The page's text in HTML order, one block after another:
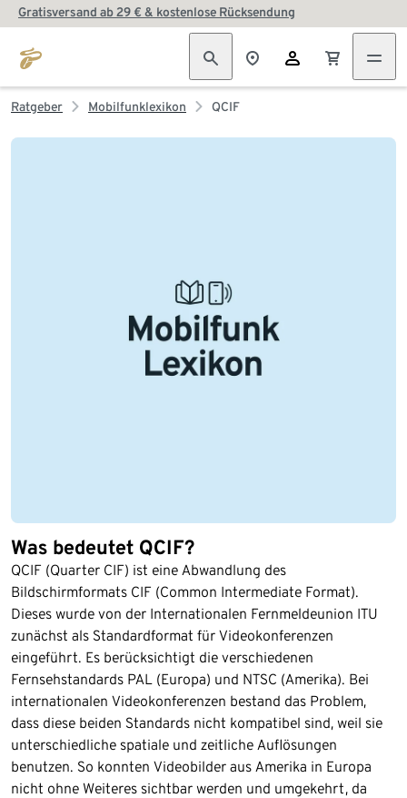
Gratisversand ab 29 € & kostenlose Rücksendung
Ratgeber Mobilfunklexikon QCIF
Was bedeutet QCIF?
QCIF (Quarter CIF) ist eine Abwandlung des
Bildschirmformats CIF (Common Intermediate Format).
Dieses wurde von der Internationalen Fernmeldeunion ITU
zunächst als Standardformat für Videokonferenzen
eingeführt. Es berücksichtigt die verschiedenen
Fernsehstandards PAL (Europa) und NTSC (Amerika). Bei
internationalen Videokonferenzen bestand das Problem,
dass diese beiden Standards nicht kompatibel sind, weil sie
unterschiedliche spatiale und zeitliche Auflösungen
benutzen. So konnten Videobilder aus Amerika in Europa
nicht ohne Weiteres sichtbar werden und umgekehrt, da